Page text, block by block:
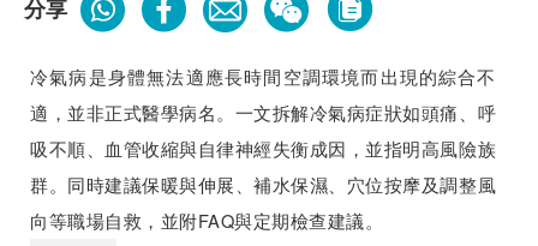
分享
冷氣病是身體無法適應長時間空調環境而出現的綜合不
適，並非正式醫學病名。一文拆解冷氣病症狀如頭痛、呼
吸不順、血管收縮與自律神經失衡成因，並指明高風險族
群。同時建議保暖與伸展、補水保濕、穴位按摩及調整風
向等職場自救，並附FAQ與定期檢查建議。